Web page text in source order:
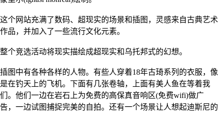
这个网站充满了数码、超现实的场景和插图，灵感来自古典艺术
作品，并加入了一些流行文化元素。
整个竞选活动将现实描绘成超现实和乌托邦式的幻想。
插图中有各种各样的人物。有些人穿着18年古琦系列的衣服，像
是在钓天上的飞机。下面有几张卷轴，上面有美人鱼在等着我
们。他们一边在岩石上为免费的高保真音响区(免费wifi)做广
告，一边试图捕捉完美的自拍。还有一个场景让人想起迪斯尼的